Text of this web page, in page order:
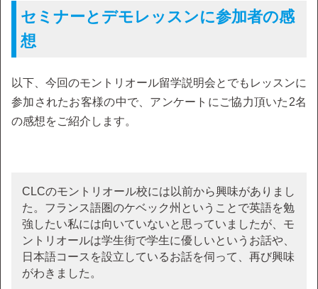
セミナーとデモレッスンに参加者の感
想
以下、今回のモントリオール留学説明会とでもレッスンに
参加されたお客様の中で、アンケートにご協力頂いた2名
の感想をご紹介します。
CLCのモントリオール校には以前から興味がありまし
た。フランス語圏のケベック州ということで英語を勉
強したい私には向いていないと思っていましたが、モ
ントリオールは学生街で学生に優しいというお話や、
日本語コースを設立しているお話を伺って、再び興味
がわきました。